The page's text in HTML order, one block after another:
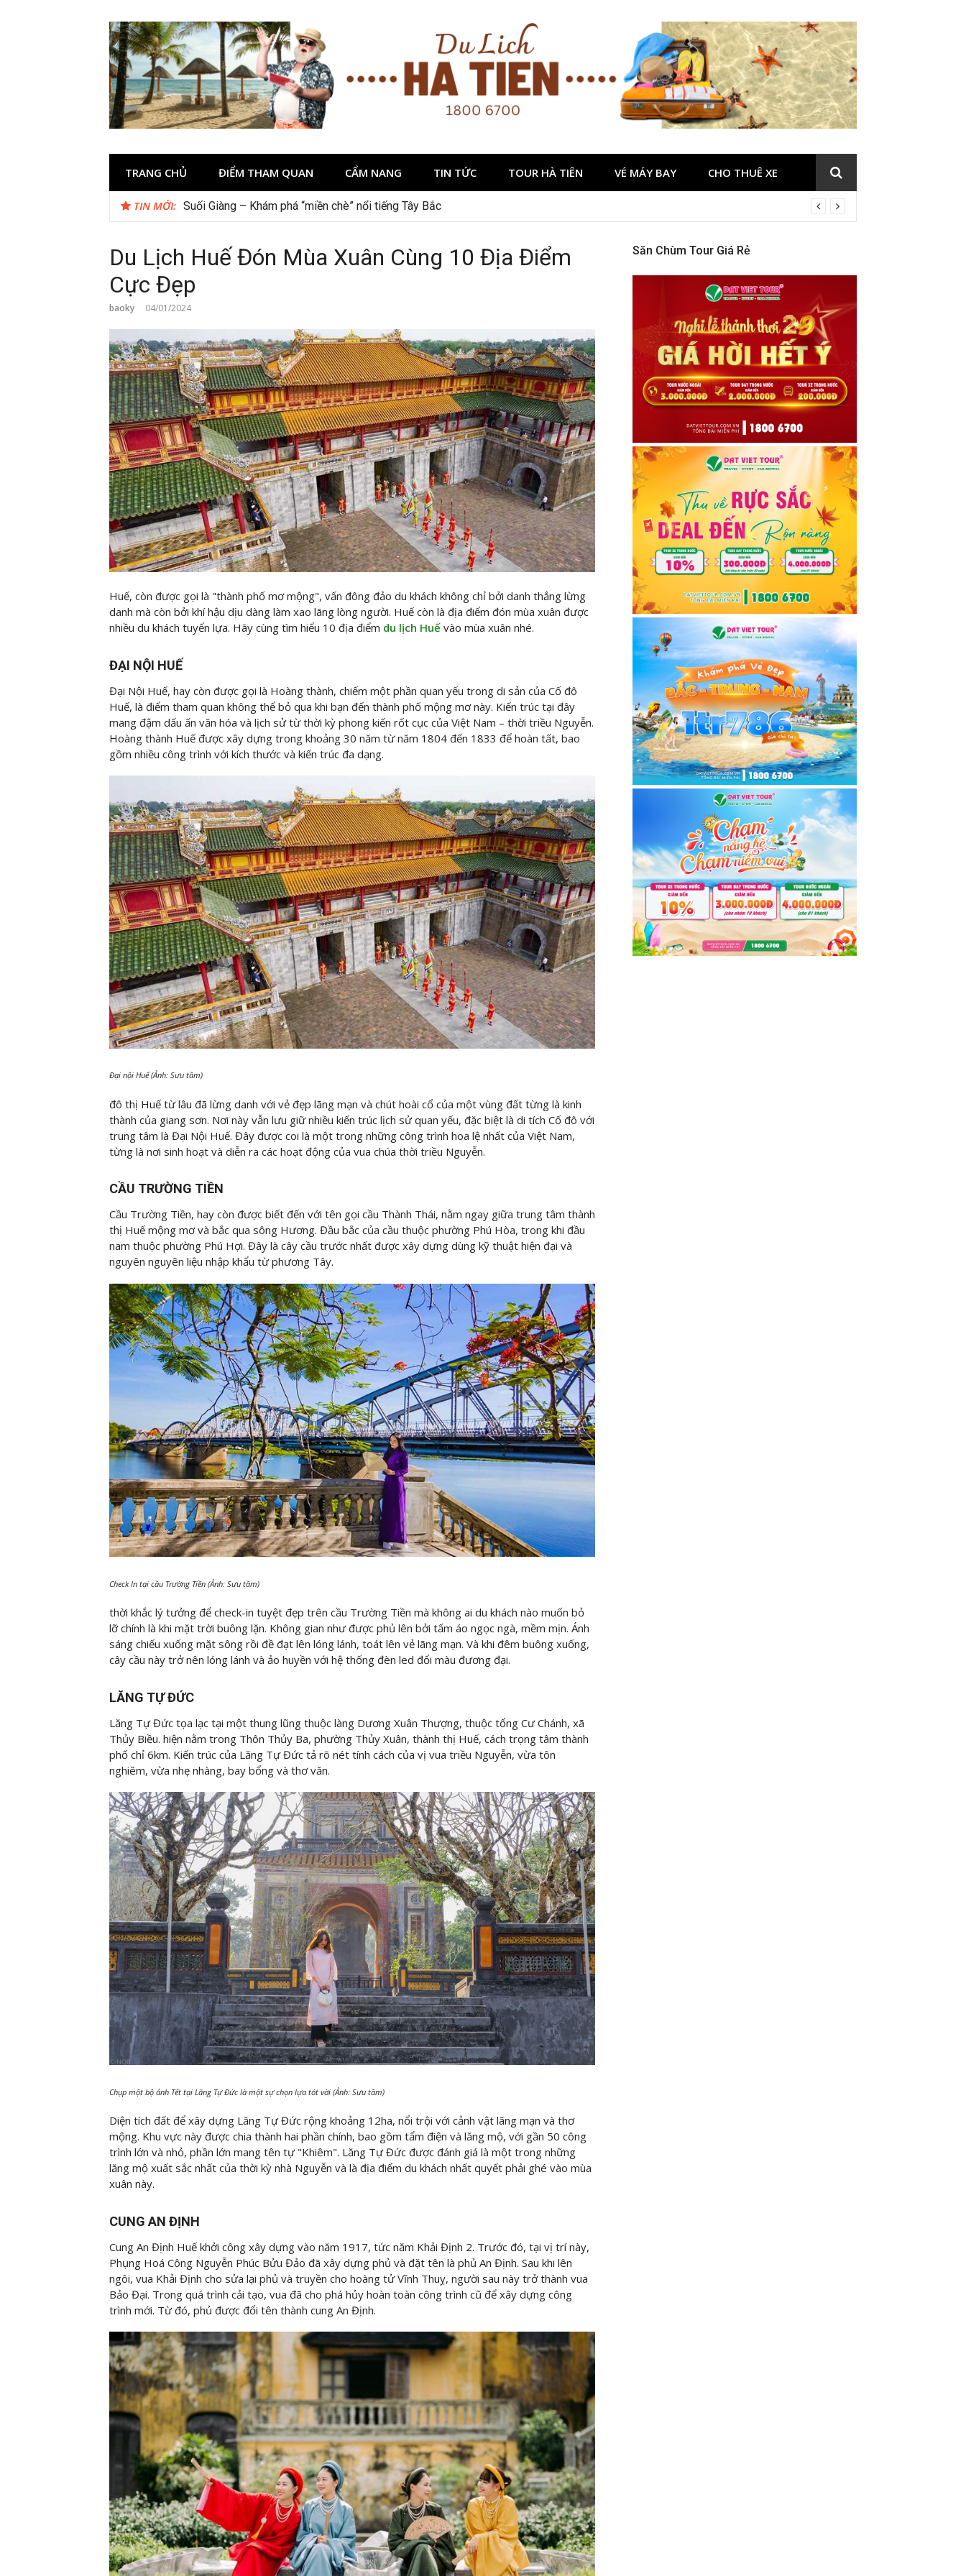
TRANG CHỦ ĐIỂM THAM QUAN CẨM NANG TIN TỨC TOUR HÀ TIÊN VÉ MÁY BAY CHO THUÊ XE
TIN MỚI: Checklist quán cà phê đẹp dịp 2/9 ở Đà Lạt nên ghé
Du Lịch Huế Đón Mùa Xuân Cùng 10 Địa Điểm
Cực Đẹp
baoky 04/01/2024
Huế, còn được gọi là "thành phố mơ mộng", vấn đông đảo du khách không chỉ bởi danh thắng lừng
danh mà còn bởi khí hậu dịu dàng làm xao lãng lòng người. Huế còn là địa điểm đón mùa xuân được
nhiều du khách tuyển lựa. Hãy cùng tìm hiểu 10 địa điểm du lịch Huế vào mùa xuân nhé.
ĐẠI NỘI HUẾ
Đại Nội Huế, hay còn được gọi là Hoàng thành, chiếm một phần quan yếu trong di sản của Cố đô
Huế, là điểm tham quan không thể bỏ qua khi bạn đến thành phố mộng mơ này. Kiến trúc tại đây
mang đậm dấu ấn văn hóa và lịch sử từ thời kỳ phong kiến rốt cục của Việt Nam – thời triều Nguyễn.
Hoàng thành Huế được xây dựng trong khoảng 30 năm từ năm 1804 đến 1833 để hoàn tất, bao
gồm nhiều công trình với kích thước và kiến trúc đa dạng.
Đại nội Huế (Ảnh: Sưu tầm)
đô thị Huế từ lâu đã lừng danh với vẻ đẹp lãng mạn và chút hoài cổ của một vùng đất từng là kinh
thành của giang sơn. Nơi này vẫn lưu giữ nhiều kiến trúc lịch sử quan yếu, đặc biệt là di tích Cố đô với
trung tâm là Đại Nội Huế. Đây được coi là một trong những công trình hoa lệ nhất của Việt Nam,
từng là nơi sinh hoạt và diễn ra các hoạt động của vua chúa thời triều Nguyễn.
CẦU TRƯỜNG TIỀN
Cầu Trường Tiền, hay còn được biết đến với tên gọi cầu Thành Thái, nằm ngay giữa trung tâm thành
thị Huế mộng mơ và bắc qua sông Hương. Đầu bắc của cầu thuộc phường Phú Hòa, trong khi đầu
nam thuộc phường Phú Hợi. Đây là cây cầu trước nhất được xây dựng dùng kỹ thuật hiện đại và
nguyên nguyên liệu nhập khẩu từ phương Tây.
Check In tại cầu Trường Tiền (Ảnh: Sưu tầm)
thời khắc lý tưởng để check-in tuyệt đẹp trên cầu Trường Tiền mà không ai du khách nào muốn bỏ
lỡ chính là khi mặt trời buông lặn. Không gian như được phủ lên bởi tấm áo ngọc ngà, mềm mịn. Ánh
sáng chiếu xuống mặt sông rồi đề đạt lên lóng lánh, toát lên vẻ lãng mạn. Và khi đêm buông xuống,
cây cầu này trở nên lóng lánh và ảo huyền với hệ thống đèn led đổi màu đương đại.
LĂNG TỰ ĐỨC
Lăng Tự Đức tọa lạc tại một thung lũng thuộc làng Dương Xuân Thượng, thuộc tổng Cư Chánh, xã
Thủy Biều. hiện nằm trong Thôn Thủy Ba, phường Thủy Xuân, thành thị Huế, cách trọng tâm thành
phố chỉ 6km. Kiến trúc của Lăng Tự Đức tả rõ nét tính cách của vị vua triều Nguyễn, vừa tôn
nghiêm, vừa nhẹ nhàng, bay bổng và thơ văn.
Chụp một bộ ảnh Tết tại Lăng Tự Đức là một sự chọn lựa tót vời (Ảnh: Sưu tầm)
Diện tích đất để xây dựng Lăng Tự Đức rộng khoảng 12ha, nổi trội với cảnh vật lãng mạn và thơ
mộng. Khu vực này được chia thành hai phần chính, bao gồm tẩm điện và lăng mộ, với gần 50 công
trình lớn và nhỏ, phần lớn mang tên tự "Khiêm". Lăng Tự Đức được đánh giá là một trong những
lăng mộ xuất sắc nhất của thời kỳ nhà Nguyễn và là địa điểm du khách nhất quyết phải ghé vào mùa
xuân này.
CUNG AN ĐỊNH
Cung An Định Huế khởi công xây dựng vào năm 1917, tức năm Khải Định 2. Trước đó, tại vị trí này,
Phụng Hoá Công Nguyễn Phúc Bửu Đảo đã xây dựng phủ và đặt tên là phủ An Định. Sau khi lên
ngôi, vua Khải Định cho sửa lại phủ và truyền cho hoàng tử Vĩnh Thuỵ, người sau này trở thành vua
Bảo Đại. Trong quá trình cải tạo, vua đã cho phá hủy hoàn toàn công trình cũ để xây dựng công
trình mới. Từ đó, phủ được đổi tên thành cung An Định.
Săn Chùm Tour Giá Rẻ